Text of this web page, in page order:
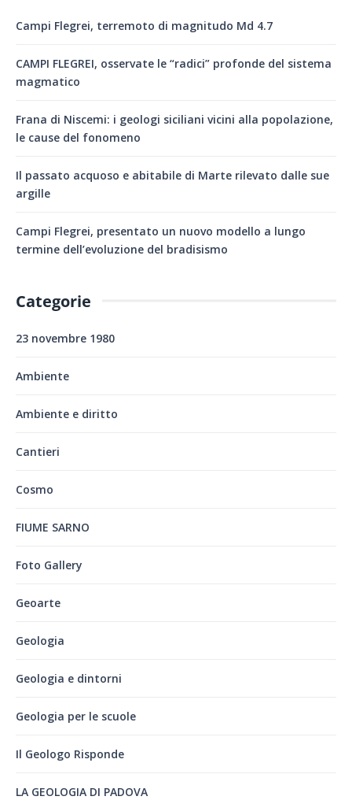
Campi Flegrei, terremoto di magnitudo Md 4.7
CAMPI FLEGREI, osservate le “radici” profonde del sistema
magmatico
Frana di Niscemi: i geologi siciliani vicini alla popolazione,
le cause del fonomeno
Il passato acquoso e abitabile di Marte rilevato dalle sue
argille
Campi Flegrei, presentato un nuovo modello a lungo
termine dell’evoluzione del bradisismo
Categorie
23 novembre 1980
Ambiente
Ambiente e diritto
Cantieri
Cosmo
FIUME SARNO
Foto Gallery
Geoarte
Geologia
Geologia e dintorni
Geologia per le scuole
Il Geologo Risponde
LA GEOLOGIA DI PADOVA